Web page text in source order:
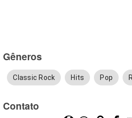
Gêneros
Classic Rock Hits Pop
Contato